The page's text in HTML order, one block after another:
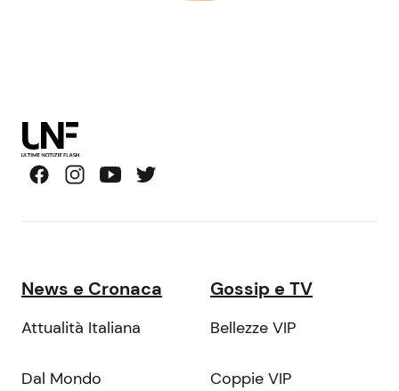
News e Cronaca
Attualità Italiana
Dal Mondo
Gossip e TV
Bellezze VIP
Coppie VIP